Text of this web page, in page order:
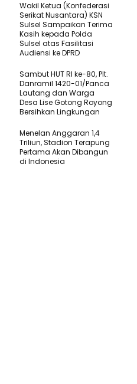
Wakil Ketua (Konfederasi
Serikat Nusantara) KSN
Sulsel Sampaikan Terima
Kasih kepada Polda
Sulsel atas Fasilitasi
Audiensi ke DPRD
Sambut HUT RI ke-80, Plt.
Danramil 1420-01/Panca
Lautang dan Warga
Desa Lise Gotong Royong
Bersihkan Lingkungan
Menelan Anggaran 1,4
Triliun, Stadion Terapung
Pertama Akan Dibangun
di Indonesia